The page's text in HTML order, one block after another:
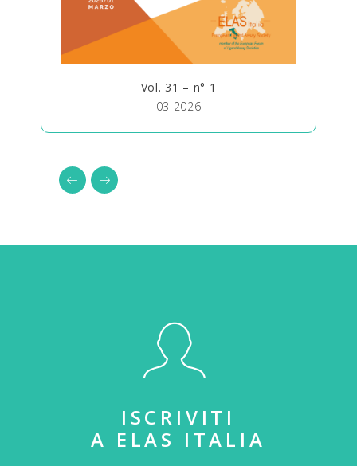
Vol. 31 – n° 1
03 2026
ISCRIVITI
A ELAS ITALIA